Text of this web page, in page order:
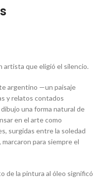
que eligió el silencio.
argentino —un paisaje
y relatos contados
una forma natural de
en el arte como
surgidas entre la soledad
para siempre el
de la pintura al óleo significó